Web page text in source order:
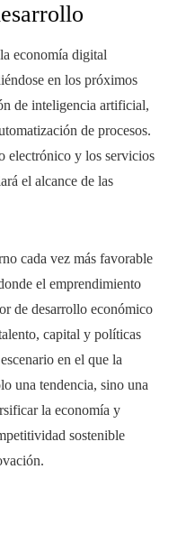
economía digital
en los próximos
de inteligencia artificial,
de procesos.
electrónico y los servicios
el alcance de las
cada vez más favorable
el emprendimiento
de desarrollo económico
capital y políticas
en el que la
una tendencia, sino una
la economía y
sostenible